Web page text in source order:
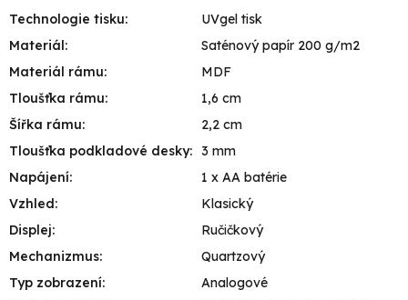
Technologie tisku:
UVgel tisk
Materiál:
Saténový papír 200 g/m2
Materiál rámu:
MDF
Tloušťka rámu:
1,6 cm
Šířka rámu:
2,2 cm
Tloušťka podkladové desky: 3 mm
Napájení:
1 x AA batérie
Vzhled:
Klasický
Displej:
Ručičkový
Mechanizmus:
Quartzový
Typ zobrazení:
Analogové